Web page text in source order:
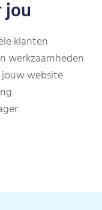
jou
klanten
werkzaamheden
website